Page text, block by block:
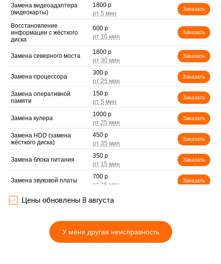
Замена видеоадаптера
(видеокарты)
1800 р
Заказать
Восстановление
информации с жёсткого
диска
600 р
Заказать
Замена северного моста
1800 р
Заказать
Замена процессора
300 р
Заказать
Замена оперативной
памяти
150 р
Заказать
Замена кулера
1000 р
Заказать
Замена HDD (замена
жёсткого диска)
450 р
Заказать
Замена блока питания
350 р
Заказать
Замена звуковой платы
700 р
Заказать
Цены обновлены 8 августа
У меня другая неисправность